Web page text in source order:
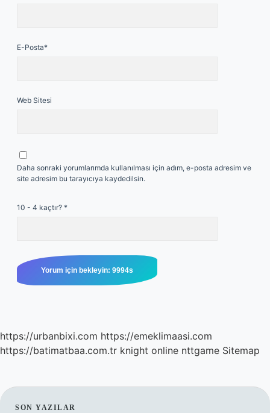
E-Posta*
Web Sitesi
Daha sonraki yorumlarımda kullanılması için adım, e-posta adresim ve
site adresim bu tarayıcıya kaydedilsin.
10 - 4 kaçtır? *
https://urbanbixi.com https://emeklimaasi.com
https://batimatbaa.com.tr knight online nttgame Sitemap
SON YAZILAR